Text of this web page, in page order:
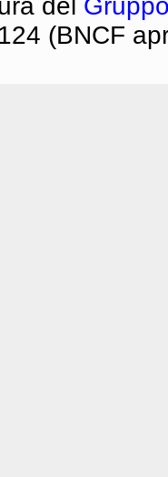
del
(BNCF